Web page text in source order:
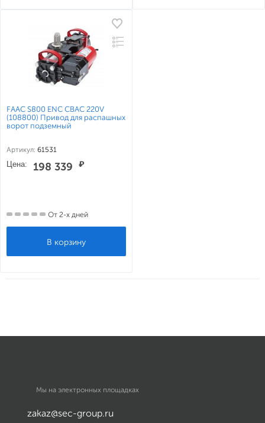
FAAC S800 ENC CBAC 220V
(108800) Привод для распашных
ворот подземный
Артикул: 61531
Цена: 198 339 ₽
От 2-х дней
Мы на электронных площадках
zakaz@sec-group.ru